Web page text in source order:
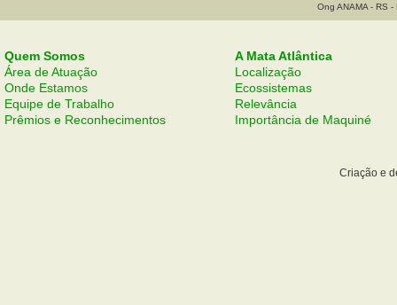
Ong ANAMA - RS
Quem Somos
Área de Atuação
Onde Estamos
Equipe de Trabalho
Prêmios e Reconhecimentos
A Mata Atlântica
Localização
Ecossistemas
Relevância
Importância de Maquiné
Criação e